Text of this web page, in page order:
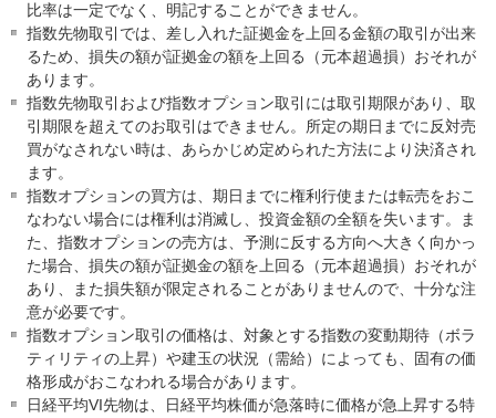
比率は一定でなく、明記することができません。
指数先物取引では、差し入れた証拠金を上回る金額の取引が出来
るため、損失の額が証拠金の額を上回る（元本超過損）おそれが
あります。
指数先物取引および指数オプション取引には取引期限があり、取
引期限を超えてのお取引はできません。所定の期日までに反対売
買がなされない時は、あらかじめ定められた方法により決済され
ます。
指数オプションの買方は、期日までに権利行使または転売をおこ
なわない場合には権利は消滅し、投資金額の全額を失います。ま
た、指数オプションの売方は、予測に反する方向へ大きく向かっ
た場合、損失の額が証拠金の額を上回る（元本超過損）おそれが
あり、また損失額が限定されることがありませんので、十分な注
意が必要です。
指数オプション取引の価格は、対象とする指数の変動期待（ボラ
ティリティの上昇）や建玉の状況（需給）によっても、固有の価
格形成がおこなわれる場合があります。
日経平均VI先物は、日経平均株価が急落時に価格が急上昇する特